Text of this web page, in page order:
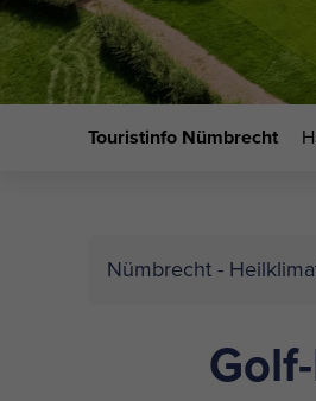
Touristinfo Nümbrecht
Nümbrecht -